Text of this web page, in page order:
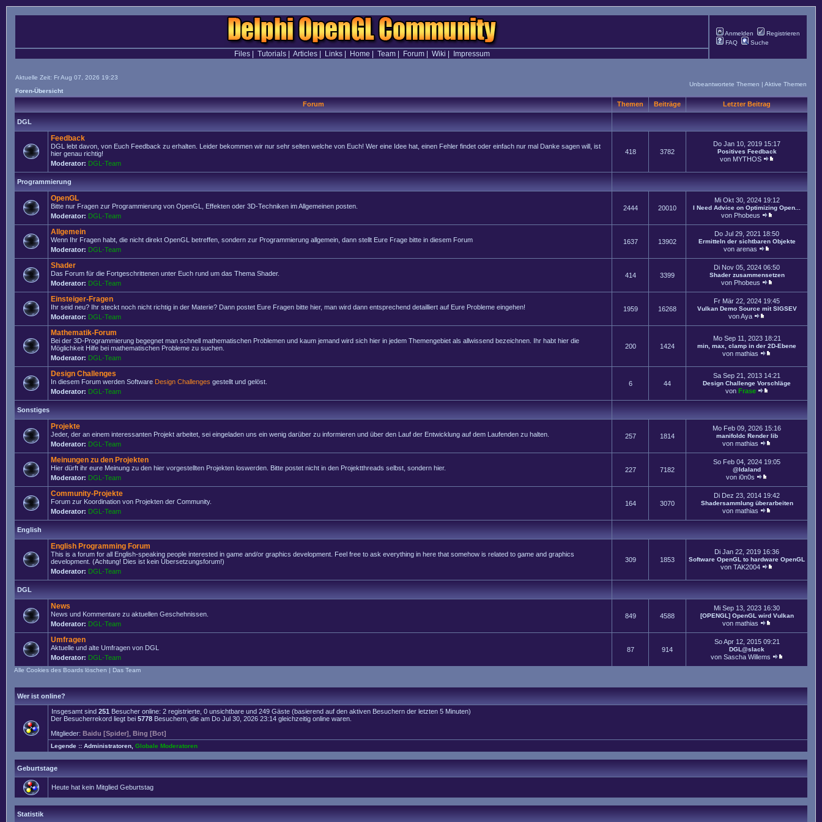
Anmelden
Registrieren
FAQ
Suche
Files| Tutorials| Articles| Links| Home Team| Forum| Wiki Impressum
Aktuelle Zeit: Fr Aug 07, 2026 19:23
Foren-Übersicht
Unbeantwortete Themen | Aktive Themen
Forum Themen Beiträge Letzter Beitrag
DGL
Feedback
DGL lebt davon, von Euch Feedback zu erhalten. Leider bekommen wir nur sehr selten welche von Euch! Wer eine Idee hat, einen Fehler findet oder einfach nur mal Danke sagen will, ist
hier genau richtig!
Moderator: DGL-Team
418 3782
Do Jan 10, 2019 15:17
Positives Feedback
von MYTHOS
Programmierung
OpenGL
Bitte nur Fragen zur Programmierung von OpenGL, Effekten oder 3D-Techniken im Allgemeinen posten.
Moderator: DGL-Team
2444 20010
Mi Okt 30, 2024 19:12
I Need Advice on Optimizing Open...
von Phobeus
Allgemein
Wenn Ihr Fragen habt, die nicht direkt OpenGL betreffen, sondern zur Programmierung allgemein, dann stellt Eure Frage bitte in diesem Forum
Moderator: DGL-Team
1637 13902
Do Jul 29, 2021 18:50
Ermitteln der sichtbaren Objekte
von arenas
Shader
Das Forum für die Fortgeschrittenen unter Euch rund um das Thema Shader.
Moderator: DGL-Team
414 3399
Di Nov 05, 2024 06:50
Shader zusammensetzen
von Phobeus
Einsteiger-Fragen
Ihr seid neu? Ihr steckt noch nicht richtig in der Materie? Dann postet Eure Fragen bitte hier, man wird dann entsprechend detailliert auf Eure Probleme eingehen!
Moderator: DGL-Team
1959 16268
Fr Mär 22, 2024 19:45
Vulkan Demo Source mit SIGSEV
vonAya
Mathematik-Forum
Bei der 3D-Programmierung begegnet man schnell mathematischen Problemen und kaum jemand wird sich hier in jedem Themengebiet als allwissend bezeichnen. Ihr habt hier die
Möglichkeit Hilfe bei mathematischen Probleme zu suchen.
Moderator: DGL-Team
200 1424
Mo Sep 11, 2023 18:21
min, max, clamp in der 2D-Ebene
von mathias
Design Challenges
In diesem Forum werden Software Design Challenges gestellt und gelöst.
Moderator: DGL-Team
6 44
Sa Sep 21, 2013 14:21
Design Challenge Vorschläge
von Frase
Sonstiges
Projekte
Jeder, der an einem interessanten Projekt arbeitet, sei eingeladen uns ein wenig darüber zu informieren und über den Lauf der Entwicklung auf dem Laufenden zu halten.
Moderator: DGL-Team
257 1814
Mo Feb 09, 2026 15:16
manifoldc Render lib
von mathias
Meinungen zu den Projekten
Hier dürft ihr eure Meinung zu den hier vorgestellten Projekten loswerden. Bitte postet nicht in den Projektthreads selbst, sondern hier.
Moderator: DGL-Team
227 7182
So Feb 04, 2024 19:05
@Idaland
von i0n0s
Community-Projekte
Forum zur Koordination von Projekten der Community.
Moderator: DGL-Team
164 3070
Di Dez 23, 2014 19:42
Shadersammlung überarbeiten
von mathias
English
English Programming Forum
This is a forum for all English-speaking people interested in game and/or graphics development. Feel free to ask everything in here that somehow is related to game and graphics
development. (Achtung! Dies ist kein Übersetzungsforum!)
Moderator: DGL-Team
309 1853
Di Jan 22, 2019 16:36
Software OpenGL to hardware OpenGL
von TAK2004
DGL
News
News und Kommentare zu aktuellen Geschehnissen.
Moderator: DGL-Team
849 4588
Mi Sep 13, 2023 16:30
[OPENGL] OpenGL wird Vulkan
von mathias
Umfragen
Aktuelle und alte Umfragen von DGL
Moderator: DGL-Team
87 914
So Apr 12, 2015 09:21
DGL@slack
von Sascha Willems
Alle Cookies des Boards löschen | Das Team
Wer ist online?
Insgesamt sind 251 Besucher online: 2 registrierte, 0 unsichtbare und 249 Gäste (basierend auf den aktiven Besuchern der letzten 5 Minuten)
Der Besucherrekord liegt bei 5778 Besuchern, die am Do Jul 30, 2026 23:14 gleichzeitig online waren.
Mitglieder: Baidu [Spider] Bing [Bot]
Legende :: Administratoren Globale Moderatoren
Geburtstage
Heute hat kein Mitglied Geburtstag
Statistik